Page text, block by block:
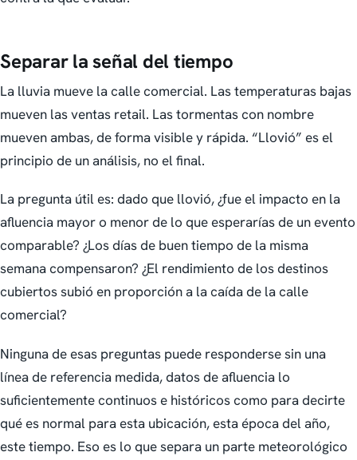
Separar la señal del tiempo
La lluvia mueve la calle comercial. Las temperaturas bajas
mueven las ventas retail. Las tormentas con nombre
mueven ambas, de forma visible y rápida. “Llovió” es el
principio de un análisis, no el final.
La pregunta útil es: dado que llovió, ¿fue el impacto en la
afluencia mayor o menor de lo que esperarías de un evento
comparable? ¿Los días de buen tiempo de la misma
semana compensaron? ¿El rendimiento de los destinos
cubiertos subió en proporción a la caída de la calle
comercial?
Ninguna de esas preguntas puede responderse sin una
línea de referencia medida, datos de afluencia lo
suficientemente continuos e históricos como para decirte
qué es normal para esta ubicación, esta época del año,
este tiempo. Eso es lo que separa un parte meteorológico